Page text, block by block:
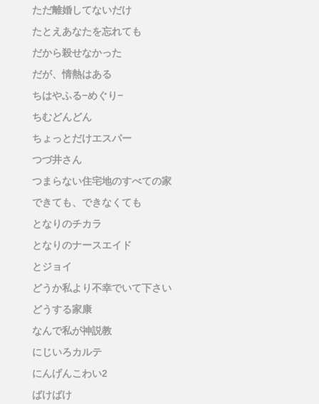
ただ離婚してないだけ
たとえあなたを忘れても
だから殺せなかった
だが、情熱はある
ちはやふる−めぐり−
ちむどんどん
ちょっとだけエスパー
つづ井さん
つまらない住宅地のすべての家
できても、できなくても
となりのチカラ
となりのナースエイド
とジョイ
どうか私より不幸でいて下さい
どうする家康
なんで私が神説教
にじいろカルテ
にんげんこわい2
ばけばけ